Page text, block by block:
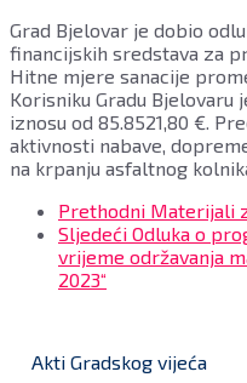
Grad Bjelovar je dobio
financijskih sredstava za
Hitne mjere sanacije
Korisniku Gradu Bjelovaru
iznosu od 85.8521,80 €.
aktivnosti nabave,
na krpanju asfaltnog
Prethodni Materijali
Sljedeći Odluka o
vrijeme održavanja
2023“
Akti Gradskog vijeća